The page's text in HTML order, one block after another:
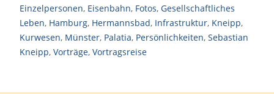
Einzelpersonen, Eisenbahn, Fotos, Gesellschaftliches
Leben, Hamburg, Hermannsbad, Infrastruktur, Kneipp,
Kurwesen, Münster, Palatia, Persönlichkeiten, Sebastian
Kneipp, Vorträge, Vortragsreise